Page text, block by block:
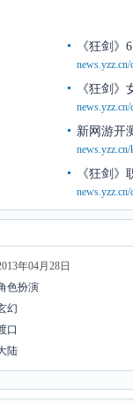
《狂剑》
《狂剑
新网游开
《狂剑
年04月28日
色扮演
幻
口
陆